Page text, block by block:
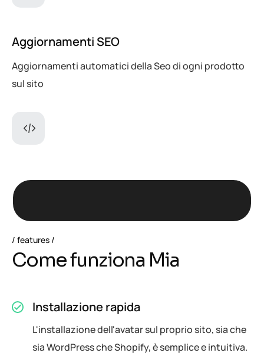
Aggiornamenti SEO
Aggiornamenti automatici della Seo di ogni prodotto
sul sito
features
Comefunziona Mia
Installazione rapida
L'installazione dell'avatar sul proprio sito, sia che
sia WordPress che Shopify, è semplice e intuitiva.